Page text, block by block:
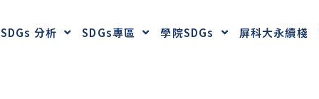
SDGs 分析 SDGs專區 學院SDGs 屏科大永續棧